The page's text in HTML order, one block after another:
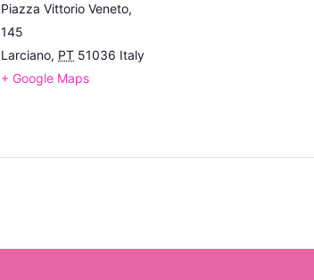
Piazza Vittorio Veneto,
145
Larciano, PT 51036 Italy
+ Google Maps